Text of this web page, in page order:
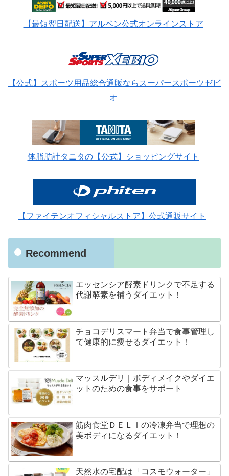
【最短翌日配送】アルペン公式オンラインストア
【公式】スポーツ用品総合通販ならスーパースポーツゼビ
オ
体脂肪計タニタの【公式】ショッピングサイト
【ファイテンオフィシャルストア】公式通販サイト
Recommend
エッセンシア酵素ドリンクで不足する
代謝酵素を補うダイエット！
チョコデリスマート弁当で食事管理し
て健康的に痩せるダイエット！
マッスルデリ｜ボディメイクやダイエ
ットのための食事をサポート
筋肉食堂ＤＥＬＩの冷凍弁当で理想の
美ボディになるダイエット！
天然水の宅配は「コスモウォーター」